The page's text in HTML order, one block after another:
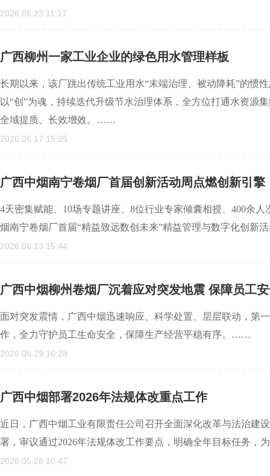
2026.06.23 11:17
广西柳州一家工业企业的绿色用水管理样板
长期以来，该厂跳出传统工业用水“末端治理、被动降耗”的惯
以“创”为魂，持续迭代升级节水治理体系，全方位打通水资源
全域提质、长效增效。……
2026.06.17 15:25
广西中烟南宁卷烟厂首届创新活动周点燃创新引擎
4天密集赋能、10场专题讲座、8位行业专家倾囊相授、400余
烟南宁卷烟厂首届“精益致远数创未来”精益管理与数字化创
2026.06.13 15:44
广西中烟柳州卷烟厂沉着应对突发地震 保障员工
面对突发震情，广西中烟迅速响应、科学处置、层层联动，第
作，全力守护员工生命安全，保障生产经营平稳有序。……
2026.05.29 16:28
广西中烟部署2026年法规体改重点工作
近日，广西中烟工业有限责任公司召开全面深化改革与法治建
署，审议通过2026年法规体改工作要点，明确全年目标任务
2026.05.28 10:47